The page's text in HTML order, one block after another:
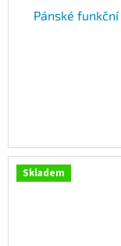
Pánské
Skladem